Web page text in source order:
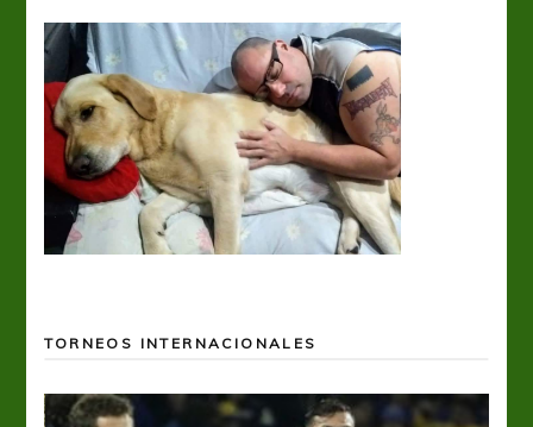
TORNEOS INTERNACIONALES